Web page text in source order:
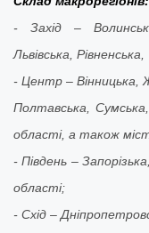
-
Захід –
Львівська,
- Центр – Вінницька,
Полтавська, Сумська,
області, а також
-Південь –
області;
- Схід –